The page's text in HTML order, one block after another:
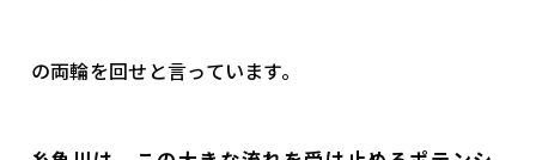
の両輪を回せと言っています。